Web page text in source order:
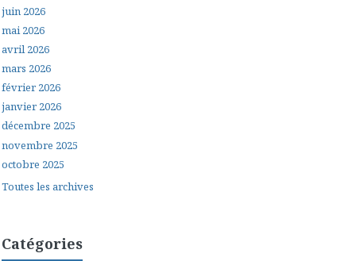
juin 2026
mai 2026
avril 2026
mars 2026
février 2026
janvier 2026
décembre 2025
novembre 2025
octobre 2025
Toutes les archives
Catégories